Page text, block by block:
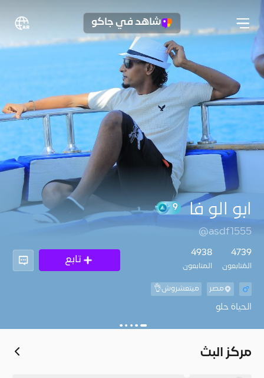
شاهد في جاكو
ابو الو فا
@asdf1555
4739
المُتابعون
4938
المتابعون
تابع
مصر ميتعشروش👌
الحياة حلو
مركز البث